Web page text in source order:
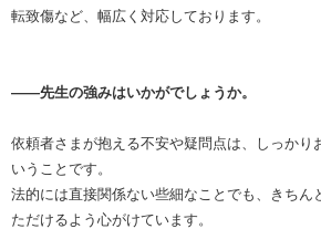
転致傷など、幅広く対応しております。
――先生の強みはいかがでしょうか。
依頼者さまが抱える不安や疑問点は、しっかり
いうことです。
法的には直接関係ない些細なことでも、きちん
ただけるよう心がけています。